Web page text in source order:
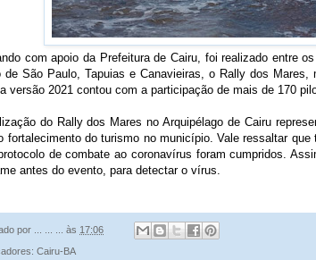
com apoio da Prefeitura de Cairu, foi realizado entre
de São Paulo, Tapuias e Canavieiras, o Rally dos Mares,
versão 2021 contou com a participação de mais de 170
do Rally dos Mares no Arquipélago de Cairu
fortalecimento do turismo no município. Vale ressaltar que
de combate ao coronavírus foram cumpridos.
antes do evento, para detectar o vírus.
por às 17:06
Cairu-BA